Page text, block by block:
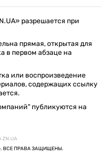
разрешается при
прямая, открытая для
в первом абзаце на
или воспроизведение
содержащих ссылку
публикуются на
ВСЕ ПРАВА ЗАЩИЩЕНЫ.